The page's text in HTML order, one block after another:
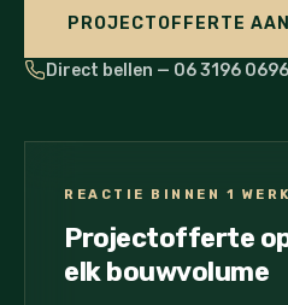
PROJECTOFFERTE
Direct bellen — 06 3196 0696
REACTIE BINNEN 1
Projectofferte
elk bouwvolume